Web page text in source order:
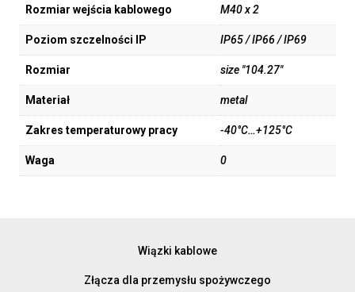
Rozmiar wejścia kablowego M40 x 2
Poziom szczelności IP IP65 / IP66 / IP69
Rozmiar size "104.27"
Materiał metal
Zakres temperaturowy pracy -40°C…+125°C
Waga 0
Wiązki kablowe
Złącza dla przemysłu spożywczego